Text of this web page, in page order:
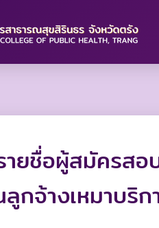
ายชื่อผู้สมัครสอ
ลูกจ้างเหมาบริ